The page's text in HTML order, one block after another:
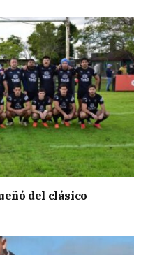
del clásico